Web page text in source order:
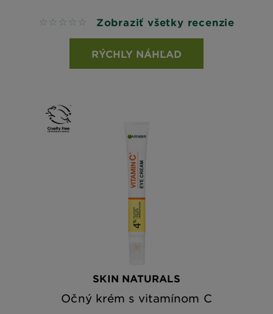
No reviews Zobraziť všetky recenzie
RÝCHLY NÁHĽAD
SKIN NATURALS
Očný krém s vitamínom C